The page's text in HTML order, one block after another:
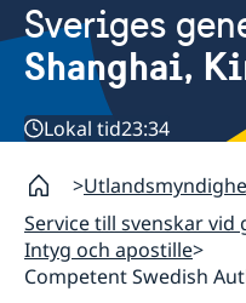
Sveriges
Shanghai,
Lokal tid23:34
Service till svenskar
Intyg och apostille
Competent Swedish